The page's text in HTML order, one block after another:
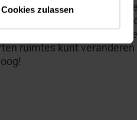
Cookies zulassen
meer kunnen vertellen
dingen moet je
geeft je
ruimtes kunt